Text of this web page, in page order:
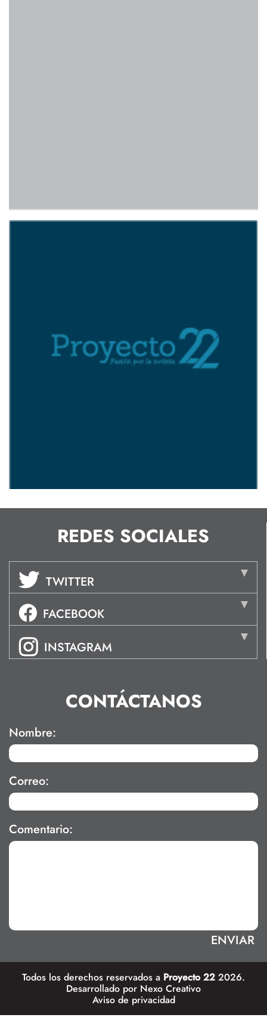
REDES SOCIALES
TWITTER
FACEBOOK
INSTAGRAM
CONTÁCTANOS
Nombre:
Correo:
Comentario:
Todos los derechos reservados a Proyecto 22 2026.
Desarrollado por Nexo Creativo
Aviso de privacidad